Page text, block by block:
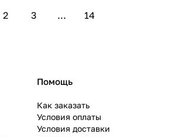
2 3 ... 14
Помощь
Как заказать
Условия оплаты
Условия доставки